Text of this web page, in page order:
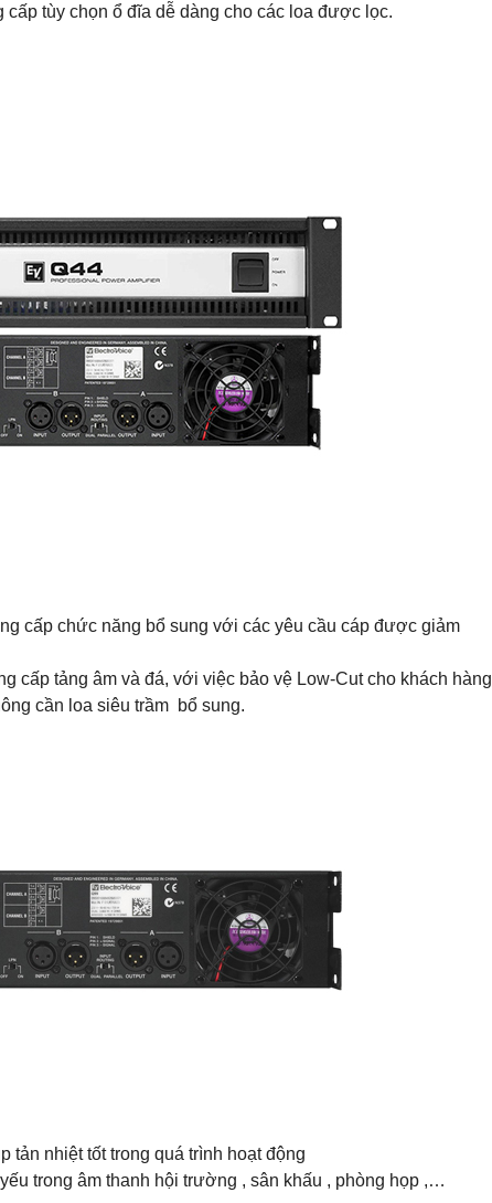
cấp tùy chọn ổ đĩa dễ dàng cho các loa được lọc.
cấp chức năng bổ sung với các yêu cầu cáp được giảm
cấp tảng âm và đá, với việc bảo vệ Low-Cut cho khách hàng
cần loa siêu trầm bổ sung.
tản nhiệt tốt trong quá trình hoạt động
trong âm thanh hội trường , sân khấu , phòng họp ,…